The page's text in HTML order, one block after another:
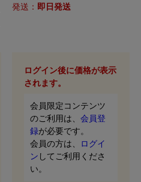
ら適した材料選択が可能!! 新し
発送： 即日発送
ログイン後に価格が表示
されます。
会員限定コンテンツ
のご利用は、 会員登
録が必要です。
会員の方は、
ログイ
ン してご利用くださ
い。